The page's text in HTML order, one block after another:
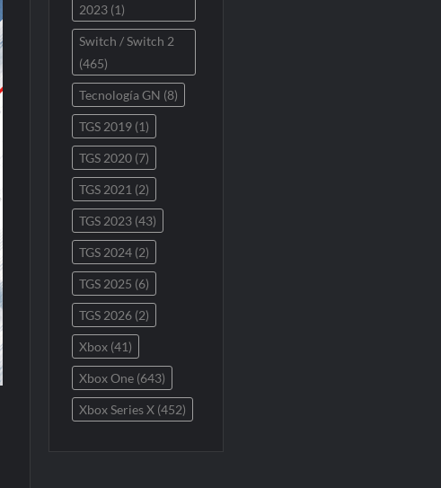
2023 (1)
Switch / Switch 2
(465)
Tecnología GN (8)
TGS 2019 (1)
TGS 2020 (7)
TGS 2021 (2)
TGS 2023 (43)
TGS 2024 (2)
TGS 2025 (6)
TGS 2026 (2)
Xbox (41)
Xbox One (643)
Xbox Series X (452)